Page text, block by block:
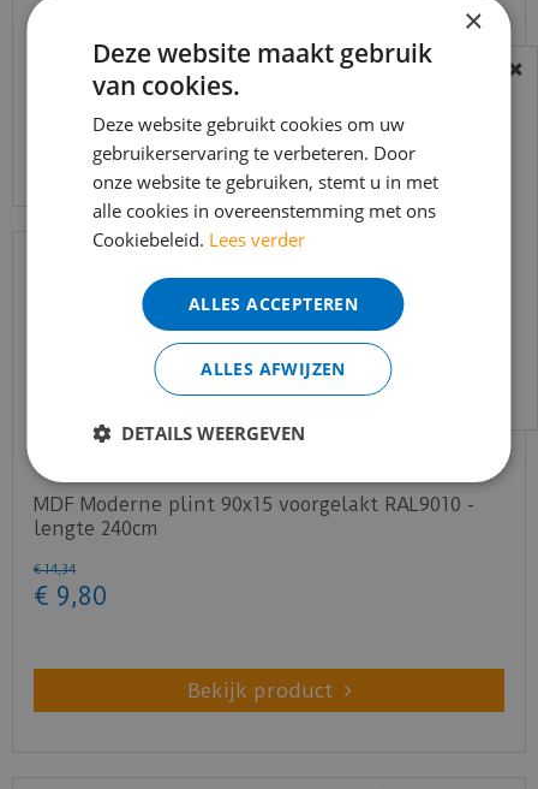
75
Bekijk product
MDF Moderne plint 90x15 voorgelakt RAL9010 -
lengte 240cm
€ 14,34
€ 9,80
Bekijk product
BEREIKBAARHEID
In verband met de vakantie periode zijn wij
t/m 14 augustus telefonisch helaas niet
bereikbaar.
Bestelling worden uiteraard verwerkt
echter iets minder snel dan wat je van ons
gewend bent.
Voor vragen kan je ons bereiken via
info@merkvloerenwinkel.nl
×
Deze website maakt gebruik
van cookies.
Deze website gebruikt cookies om uw
gebruikerservaring te verbeteren. Door
onze website te gebruiken, stemt u in met
alle cookies in overeenstemming met ons
Cookiebeleid. Lees verder
ALLES ACCEPTEREN
ALLES AFWIJZEN
DETAILS WEERGEVEN